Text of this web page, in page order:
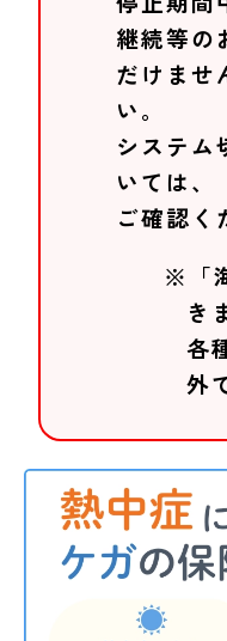
継続等の
だけませ
い。
システム
いては、
ご確認く
※「
き
各
外